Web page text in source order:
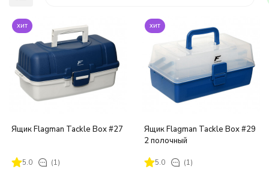
покупателей
хит
Ящик Flagman Tackle Box #27
5.0 (1)
хит
Ящик Flagman Tackle Box #29
2 полочный
5.0 (1)